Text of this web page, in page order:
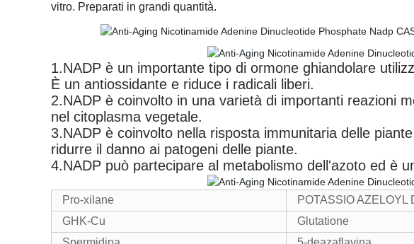
vitro. Preparati in grandi quantità.
1.NADP è un importante tipo di ormone ghiandolare
È un antiossidante e riduce i radicali liberi.
2.NADP è coinvolto in una varietà di importanti reazioni
nel citoplasma vegetale.
3.NADP è coinvolto nella risposta immunitaria delle
ridurre il danno ai patogeni delle piante.
4.NADP può partecipare al metabolismo dell'azoto ed è
Pro-xilane
POTASSIO AZELOYL
GHK-Cu
Glutatione